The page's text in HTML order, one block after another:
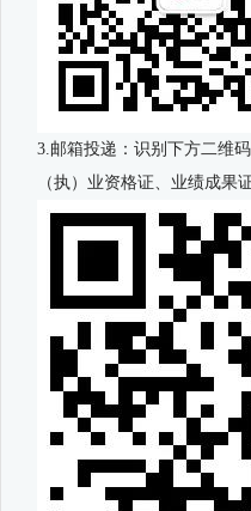
3.邮箱投递：识别下方二维
（执）业资格证、业绩成果